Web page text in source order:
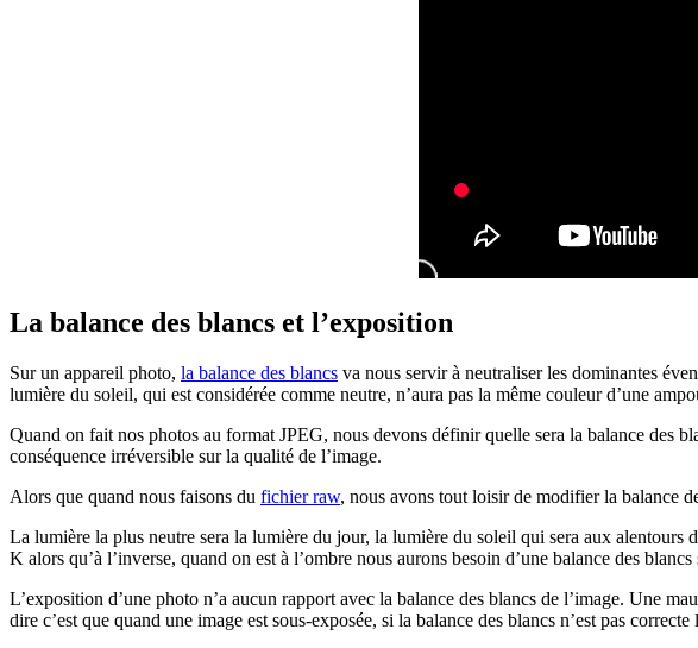
La balance des blancs et l’exposition
Sur un appareil photo, la balance des blancs va nous servir à neutraliser les dominantes
lumière du soleil, qui est considérée comme neutre, n’aura pas la même couleur d’une
Quand on fait nos photos au format JPEG, nous devons définir quelle sera la balance des
conséquence irréversible sur la qualité de l’image.
Alors que quand nous faisons du fichier raw, nous avons tout loisir de modifier la balance
La lumière la plus neutre sera la lumière du jour, la lumière du soleil qui sera aux alentours
K alors qu’à l’inverse, quand on est à l’ombre nous aurons besoin d’une balance des
L’exposition d’une photo n’a aucun rapport avec la balance des blancs de l’image. Une
dire c’est que quand une image est sous-exposée, si la balance des blancs n’est pas